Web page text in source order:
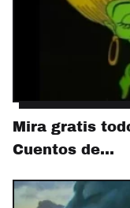
Mira gratis
Cuentos de…